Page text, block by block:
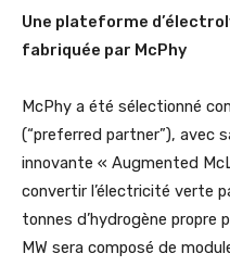
Une plateforme
fabriquée par McPhy
McPhy a été sélectionné
(“preferred partner”), avec
innovante « Augmented
convertir l’électricité verte
tonnes d’hydrogène propre
MW sera composé de